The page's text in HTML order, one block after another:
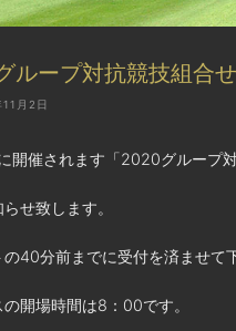
ループ対抗競技組合せ
月2日
開催されます「2020グループ
せ致します。
40分前までに受付を済ませて
開場時間は8：00です。